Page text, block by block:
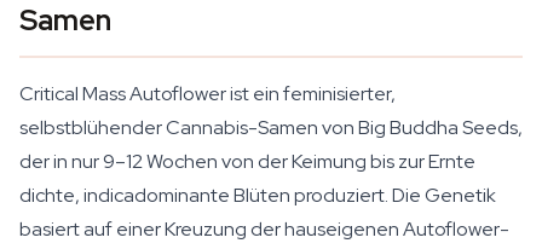
Samen
Critical Mass Autoflower ist ein feminisierter,
selbstblühender Cannabis-Samen von Big Buddha Seeds,
der in nur 9–12 Wochen von der Keimung bis zur Ernte
dichte, indicadominante Blüten produziert. Die Genetik
basiert auf einer Kreuzung der hauseigenen Autoflower-